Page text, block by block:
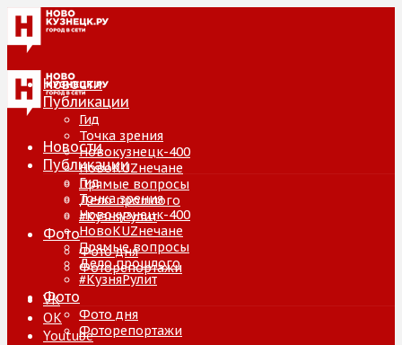
Новости
Публикации
Гид
Точка зрения
Новокузнецк-400
НовоKUZнечане
Прямые вопросы
Дело прошлого
#КузняРулит
Фото
Фото дня
Фоторепортажи
VK
ОК
Youtube
Новости
Публикации
Гид
Точка зрения
Новокузнецк-400
НовоKUZнечане
Прямые вопросы
Дело прошлого
#КузняРулит
Фото
Фото дня
Фоторепортажи